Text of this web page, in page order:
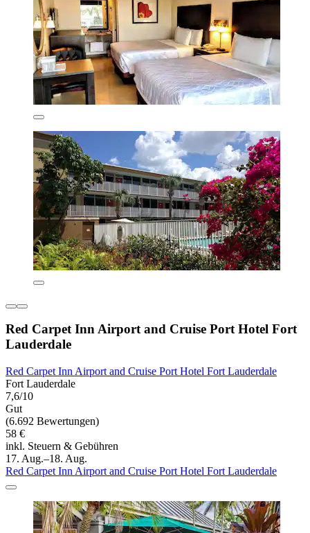
Red Carpet Inn Airport and Cruise Port Hotel Fort
Lauderdale
Red Carpet Inn Airport and Cruise Port Hotel Fort Lauderdale
Fort Lauderdale
7,6/10
Gut
(6.692 Bewertungen)
58 €
inkl. Steuern & Gebühren
17. Aug.–18. Aug.
Red Carpet Inn Airport and Cruise Port Hotel Fort Lauderdale